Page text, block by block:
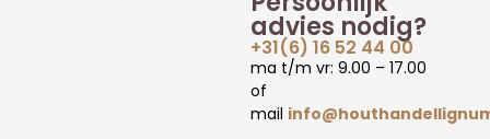
advies nodig?
+31(6) 16 52 44 00
ma t/m vr: 9.00 – 17.00
of
mail